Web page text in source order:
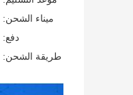
ميناء الشحن:
دفع:
طريقة الشحن: